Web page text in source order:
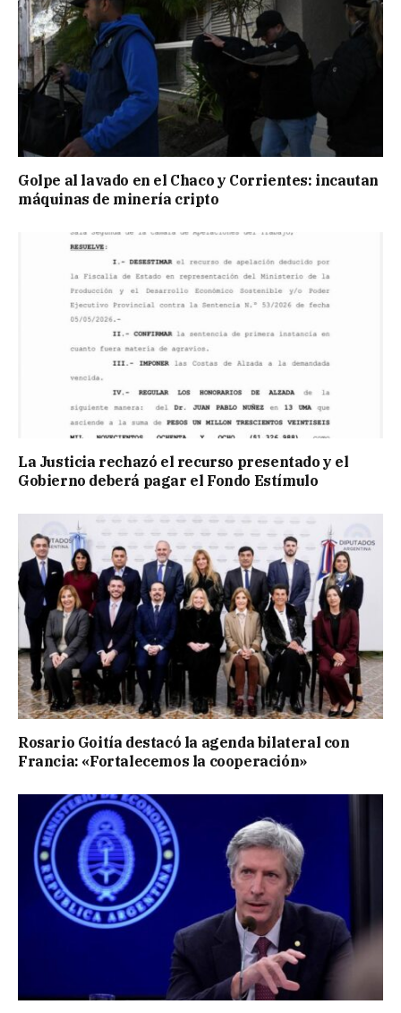
Golpe al lavado en el Chaco y Corrientes: incautan
máquinas de minería cripto
La Justicia rechazó el recurso presentado y el
Gobierno deberá pagar el Fondo Estímulo
Rosario Goitía destacó la agenda bilateral con
Francia: «Fortalecemos la cooperación»